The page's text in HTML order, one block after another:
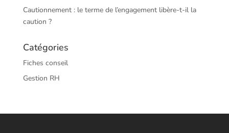
Cautionnement : le terme de l’engagement libère-t-il la
caution ?
Catégories
Fiches conseil
Gestion RH